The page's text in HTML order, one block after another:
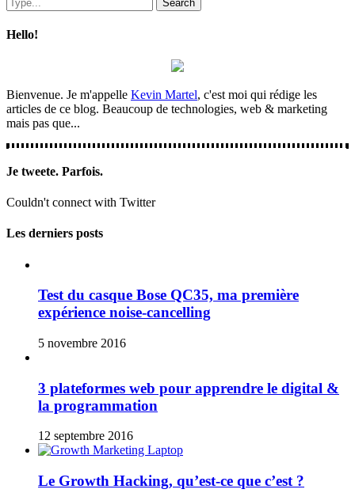
Hello!
Bienvenue. Je m'appelle Kevin Martel, c'est moi qui rédige les
articles de ce blog. Beaucoup de technologies, web & marketing
mais pas que...
Je tweete. Parfois.
Couldn't connect with Twitter
Les derniers posts
Test du casque Bose QC35, ma première
expérience noise-cancelling
5 novembre 2016
3 plateformes web pour apprendre le digital &
la programmation
12 septembre 2016
Le Growth Hacking, qu’est-ce que c’est ?